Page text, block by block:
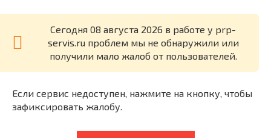
Cегодня 08 августа 2026 в работе у prp-
servis.ru проблем мы не обнаружили или
получили мало жалоб от пользователей.
Если сервис недоступен, нажмите на кнопку, чтобы
зафиксировать жалобу.